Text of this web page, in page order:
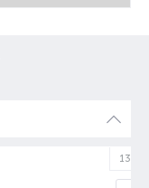
13542